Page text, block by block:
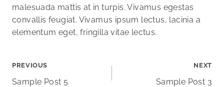
malesuada mattis at in turpis. Vivamus egestas
convallis feugiat. Vivamus ipsum lectus, lacinia a
elementum eget, fringilla vitae lectus.
Post
PREVIOUS
Sample Post 5
NEXT
Sample Post 3